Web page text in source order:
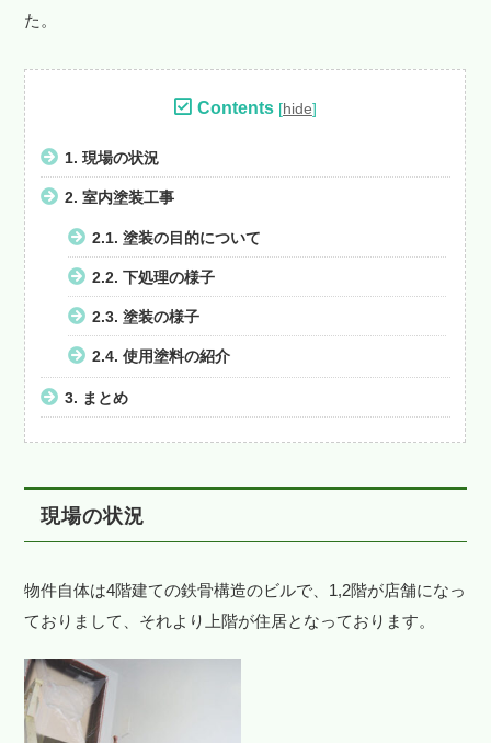
た。
Contents [hide]
1. 現場の状況
2. 室内塗装工事
2.1. 塗装の目的について
2.2. 下処理の様子
2.3. 塗装の様子
2.4. 使用塗料の紹介
3. まとめ
現場の状況
物件自体は4階建ての鉄骨構造のビルで、1,2階が店舗になっ
ておりまして、それより上階が住居となっております。